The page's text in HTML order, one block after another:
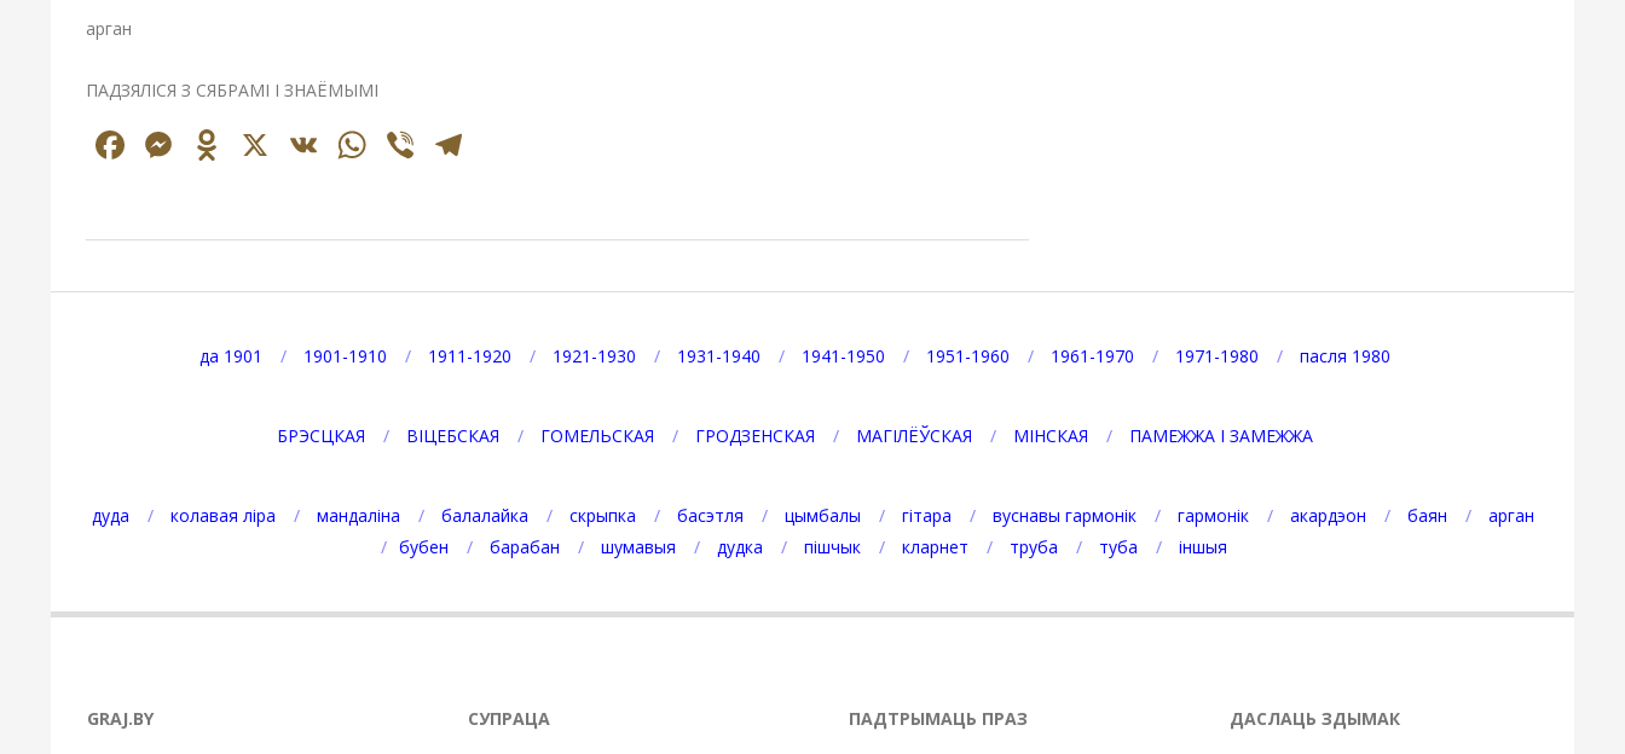
арган
ПАДЗЯЛІСЯ З СЯБРАМІ І ЗНАЁМЫМІ
Facebook
Messenger
Odnoklassniki
X VK WhatsApp
Viber
02-
да 1901
1901-1910 1911-1920 1921-1930 1931-1940 1941-1950 1951-1960 1961-1970 1971-1980 пасля 1980
БРЭСЦКАЯ ВІЦЕБСКАЯ ГОМЕЛЬСКАЯ ГРОДЗЕНСКАЯ МАГІЛЁЎСКАЯ МІНСКАЯ ПАМЕЖЖА І ЗАМЕЖЖА
дуда колавая ліра мандаліна балалайка скрыпка басэтля цымбалы гітара вуснавы гармонік гармонік акардэон баян
арган
бубен
барабан шумавыя дудка пішчык кларнет труба туба іншыя
GRAJ.BY СУПРАЦА ПАДТРЫМАЦЬ ПРАЗ ДАСЛАЦЬ ЗДЫМАК